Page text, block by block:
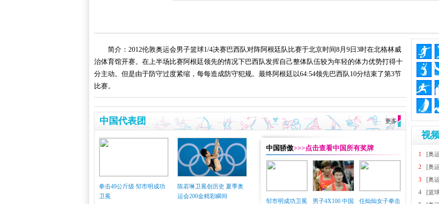
简介：2012伦敦奥运会男子篮球1/4决赛巴西队对阵阿根廷队比赛于北京时间8月9日3时在北格林威
治体育馆开赛。在上半场比赛阿根廷领先的情况下巴西队发挥自己整体队伍较为年轻的体力优势打得十
分主动。但是由于防守过度紧缩，每每造成防守犯规。最终阿根廷以64:54领先巴西队10分结束了第3节
比赛。
中国代表团 更多
拳击49公斤级 邹市明成功
卫冕
陈若琳卫冕创历史 夏季奥
运会200金精彩瞬间
中国骄傲>>>点击查看中国所有奖牌
邹市明成功卫冕
男子4X100 中国
任灿灿女子拳击
视
1
[奥
2
[奥
3
[奥
4
[篮